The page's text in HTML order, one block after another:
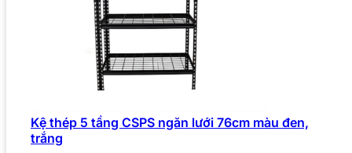
Kệ thép 5 tầng CSPS ngăn lưới 76cm màu đen,
trắng